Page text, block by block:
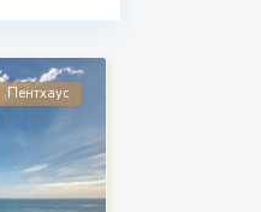
Пентхаус